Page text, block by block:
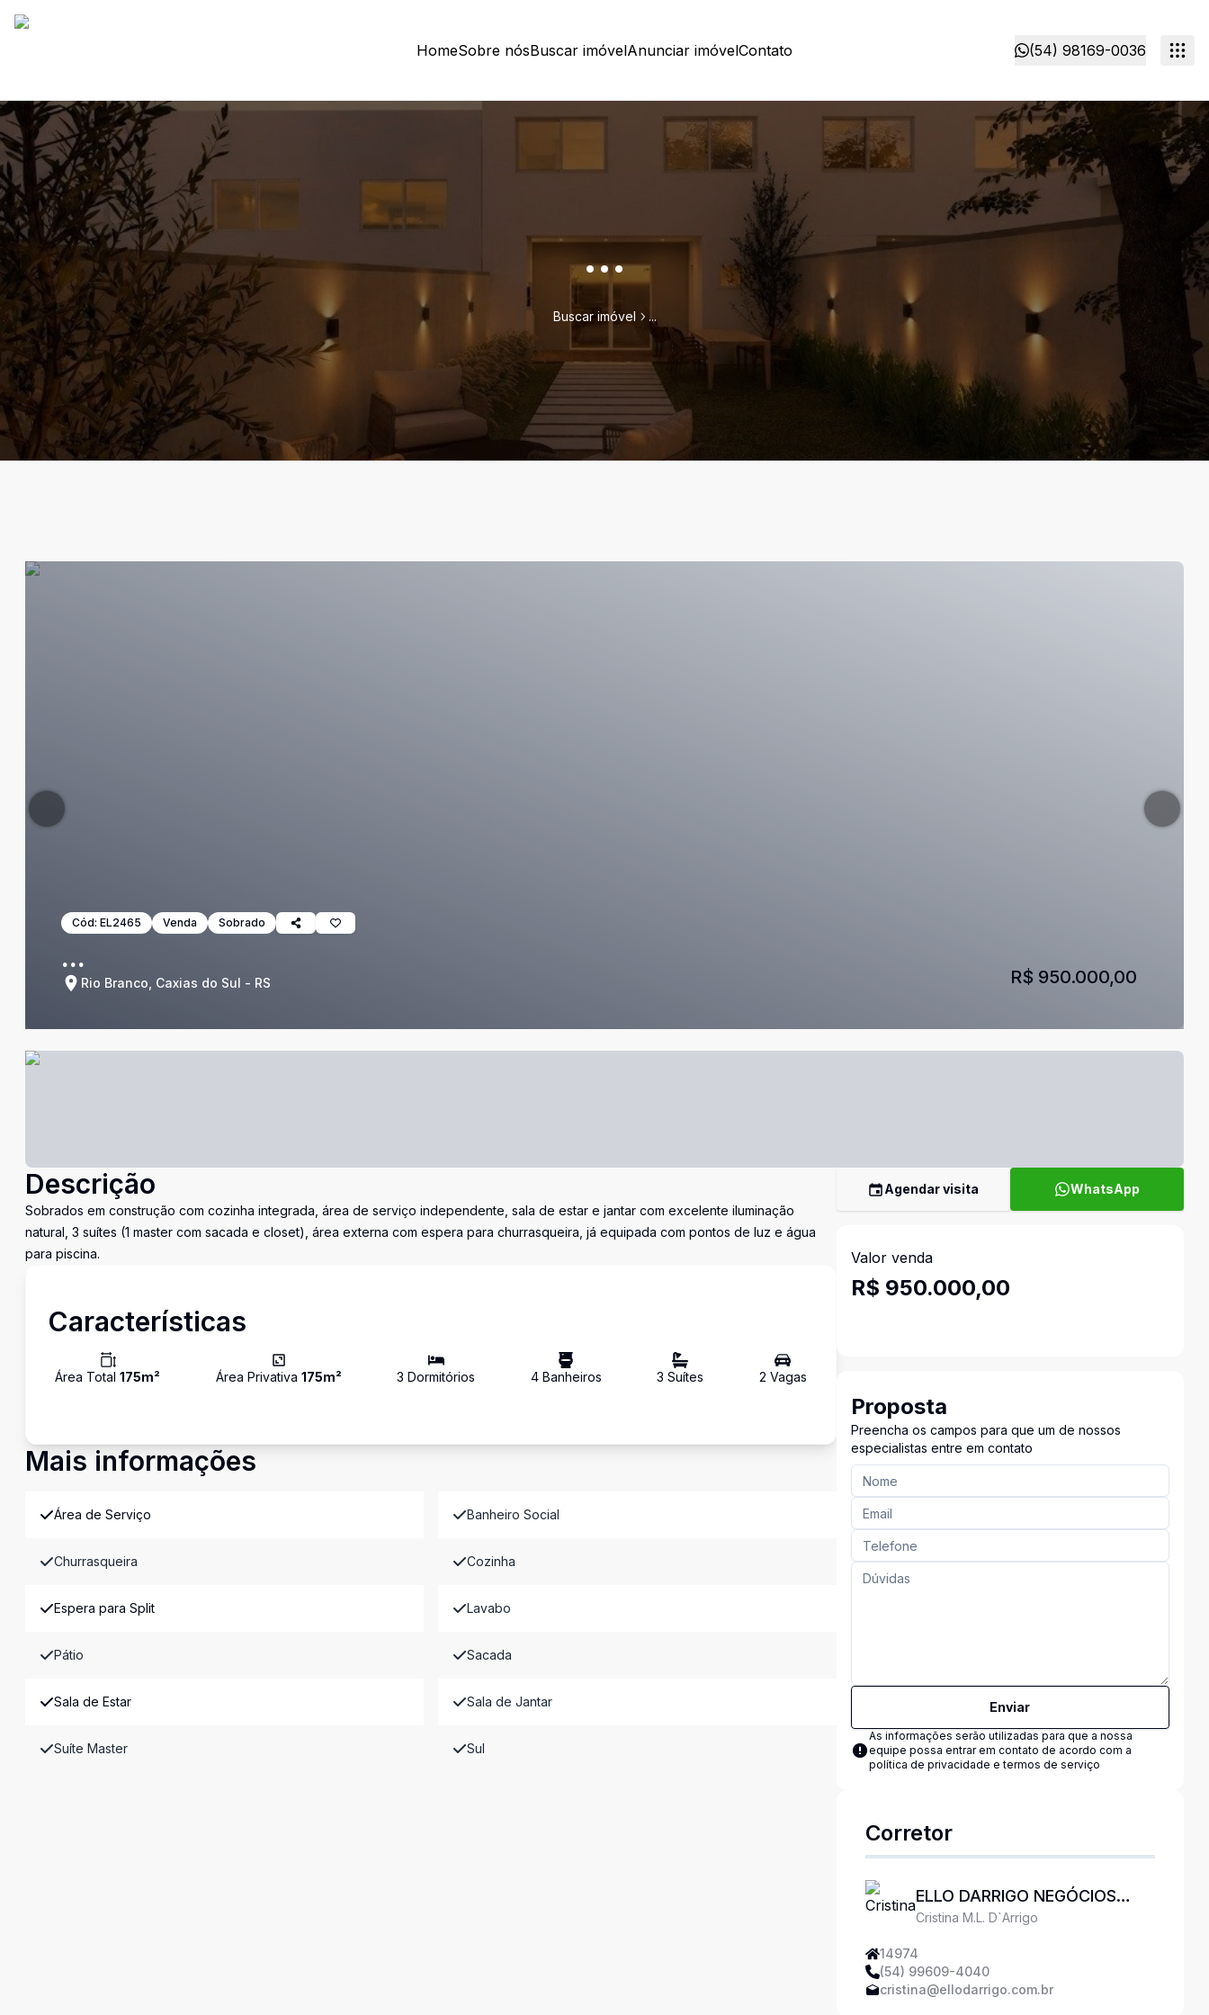
HomeSobre nósBuscar imóvelAnunciar imóvelContato (54) 98169-0036
...
Buscar imóvel ...
Cód: EL2465 Venda Sobrado
...
Rio Branco, Caxias do Sul - RS R$ 950.000,00
Descrição
Sobrados em construção com cozinha integrada, área de serviço independente, sala de estar e jantar com excelente iluminação
natural, 3 suítes (1 master com sacada e closet), área externa com espera para churrasqueira, já equipada com pontos de luz e água
para piscina.
Características
Área Total 175m² Área Privativa 175m² 3 Dormitórios 4Banheiros 3 Suítes 2 Vagas
Mais informações
Área de Serviço Banheiro Social
Churrasqueira Cozinha
Espera para Split Lavabo
Pátio Sacada
Sala de Estar Sala de Jantar
Suíte Master Sul
Agendar visita WhatsApp
Valor venda
R$ 950.000,00
Proposta
Preencha os campos para que um de nossos
especialistas entre em contato
Enviar
As informações serão utilizadas para que a nossa
equipe possa entrar em contato de acordo com a
política de privacidade e termos de serviço
Corretor
ELLO DARRIGO NEGÓCIOS
IMOBILIÁRIOS
Cristina M.L. D`Arrigo
14974
(54) 99609-4040
cristina@ellodarrigo.com.br